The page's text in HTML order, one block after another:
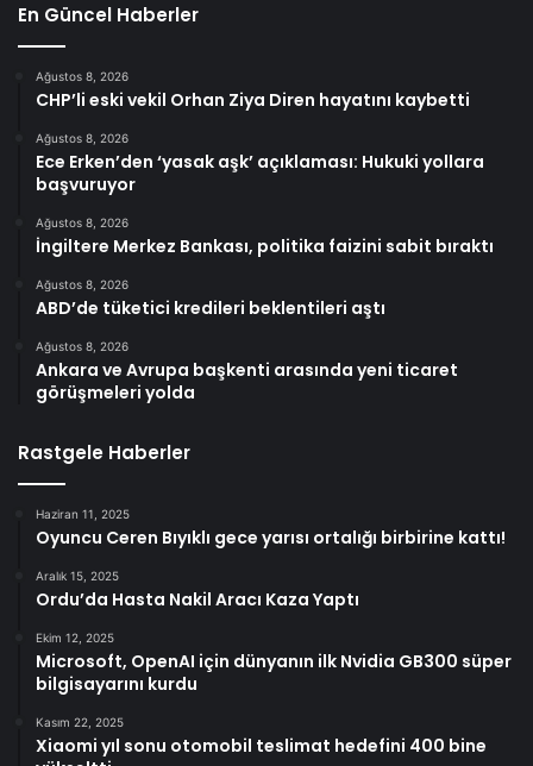
En Güncel Haberler
Ağustos 8, 2026
CHP’li eski vekil Orhan Ziya Diren hayatını kaybetti
Ağustos 8, 2026
Ece Erken’den ‘yasak aşk’ açıklaması: Hukuki yollara
başvuruyor
Ağustos 8, 2026
İngiltere Merkez Bankası, politika faizini sabit bıraktı
Ağustos 8, 2026
ABD’de tüketici kredileri beklentileri aştı
Ağustos 8, 2026
Ankara ve Avrupa başkenti arasında yeni ticaret
görüşmeleri yolda
Rastgele Haberler
Haziran 11, 2025
Oyuncu Ceren Bıyıklı gece yarısı ortalığı birbirine kattı!
Aralık 15, 2025
Ordu’da Hasta Nakil Aracı Kaza Yaptı
Ekim 12, 2025
Microsoft, OpenAI için dünyanın ilk Nvidia GB300 süper
bilgisayarını kurdu
Kasım 22, 2025
Xiaomi yıl sonu otomobil teslimat hedefini 400 bine